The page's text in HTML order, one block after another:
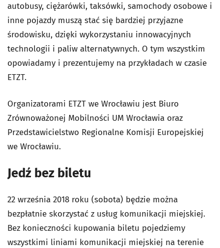
autobusy, ciężarówki, taksówki, samochody osobowe i
inne pojazdy muszą stać się bardziej przyjazne
środowisku, dzięki wykorzystaniu innowacyjnych
technologii i paliw alternatywnych. O tym wszystkim
opowiadamy i prezentujemy na przykładach w czasie
ETZT.
Organizatorami ETZT we Wrocławiu jest Biuro
Zrównoważonej Mobilności UM Wrocławia oraz
Przedstawicielstwo Regionalne Komisji Europejskiej
we Wrocławiu.
Jedź bez biletu
22 września 2018 roku (sobota) będzie można
bezpłatnie skorzystać z usług komunikacji miejskiej.
Bez konieczności kupowania biletu pojedziemy
wszystkimi liniami komunikacji miejskiej na terenie